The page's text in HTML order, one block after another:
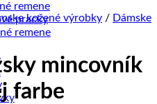
remene
pracky
remene
kožené výrobky / Dámske
mincovník
farbe